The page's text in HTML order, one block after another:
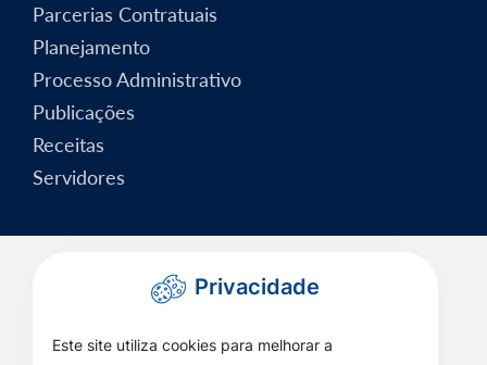
Parcerias Contratuais
Planejamento
Processo Administrativo
Publicações
Receitas
Servidores
Privacidade
Este site utiliza cookies para melhorar a